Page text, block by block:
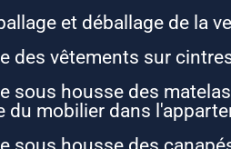
et déballage de la
des vêtements sur
sous housse des
du mobilier dans